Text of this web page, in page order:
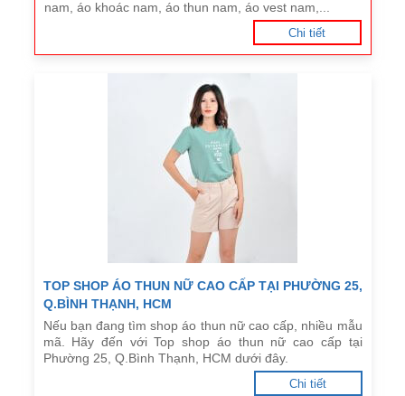
nam, áo khoác nam, áo thun nam, áo vest nam,...
Chi tiết
TOP SHOP ÁO THUN NỮ CAO CẤP TẠI PHƯỜNG 25,
Q.BÌNH THẠNH, HCM
Nếu bạn đang tìm shop áo thun nữ cao cấp, nhiều mẫu
mã. Hãy đến với Top shop áo thun nữ cao cấp tại
Phường 25, Q.Bình Thạnh, HCM dưới đây.
Chi tiết